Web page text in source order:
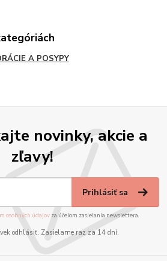
A POSYPY
novinky, akcie a
zľavy!
Prihlásiť sa
osobných údajov za účelom zasielania newslettera.
odhlásiť. Zasielame raz za 14 dní.